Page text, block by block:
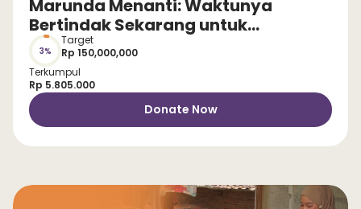
Marunda Menanti: Waktunya
Bertindak Sekarang untuk
Selamatkan Anak dari Stunting!
3%
Target
Rp 150,000,000
Terkumpul
Rp 5.805.000
Donate Now